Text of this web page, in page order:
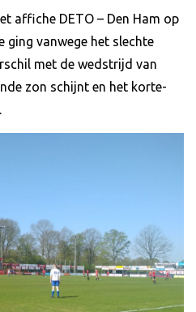
affiche DETO – Den Ham op
ging vanwege het slechte
met de wedstrijd van
zon schijnt en het korte-